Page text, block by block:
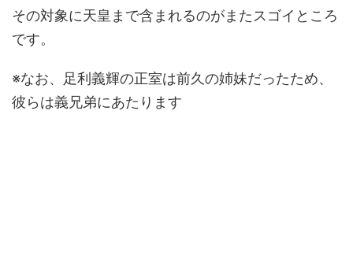
その対象に天皇まで含まれるのがまたスゴイところ
です。
※なお、足利義輝の正室は前久の姉妹だったため、
彼らは義兄弟にあたります